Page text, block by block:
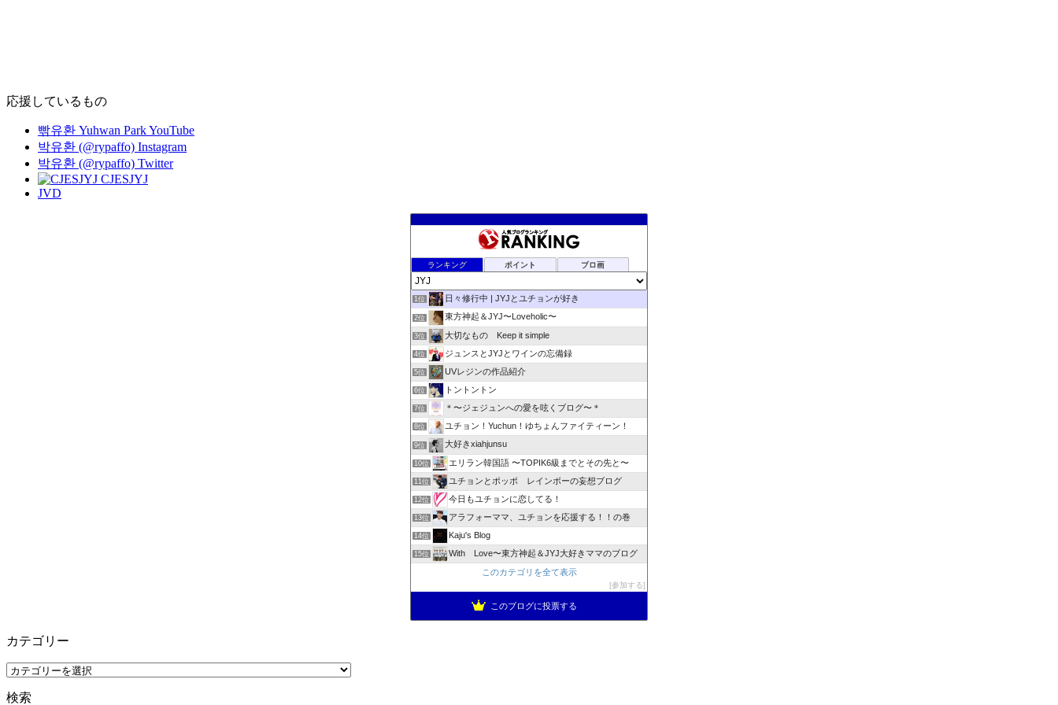
応援しているもの
빢유환 Yuhwan Park YouTube
박유환 (@rypaffo) Instagram
박유환 (@rypaffo) Twitter
CJESJYJ
JVD
ランキング ポイント ブロ画
1位 日々修行中 | JYJとユチョンが好き
2位 東方神起＆JYJ〜Loveholic〜
3位 大切なもの Keep it simple
4位 ジュンスとJYJとワインの忘備録
5位 UVレジンの作品紹介
6位 トントントン
7位 ＊〜ジェジュンへの愛を呟くブログ〜＊
8位 ユチョン！Yuchun！ゆちょんファイティーン！
9位 大好きxiahjunsu
10位 エリラン韓国語 〜TOPIK6級までとその先と〜
11位 ユチョンとポッポ レインボーの妄想ブログ
12位 今日もユチョンに恋してる！
13位 アラフォーママ、ユチョンを応援する！！の巻
14位 Kaju's Blog
15位
With Love〜東方神起＆JYJ大好きママのブログ
このカテゴリを全て表示
参加する
このブログに投票する
カテゴリー
カ
検索